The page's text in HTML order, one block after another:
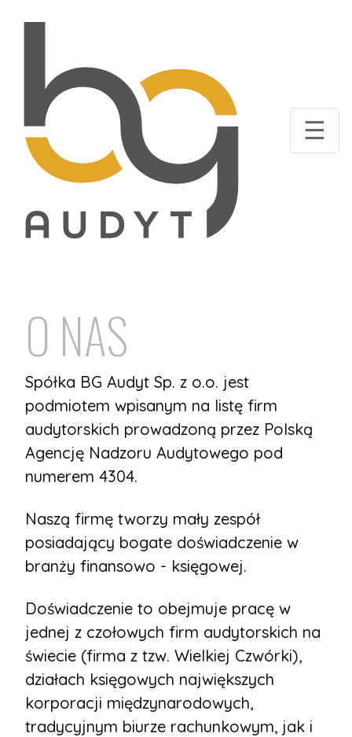
☰
O NAS
Spółka BG Audyt Sp. z o.o. jest
podmiotem wpisanym na listę firm
audytorskich prowadzoną przez Polską
Agencję Nadzoru Audytowego pod
numerem 4304.
Naszą firmę tworzy mały zespół
posiadający bogate doświadczenie w
branży finansowo - księgowej.
Doświadczenie to obejmuje pracę w
jednej z czołowych firm audytorskich na
świecie (firma z tzw. Wielkiej Czwórki),
działach księgowych największych
korporacji międzynarodowych,
tradycyjnym biurze rachunkowym, jak i